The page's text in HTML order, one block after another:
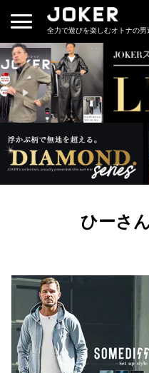
全力で遊びを楽しむオトナの男
ひーさ